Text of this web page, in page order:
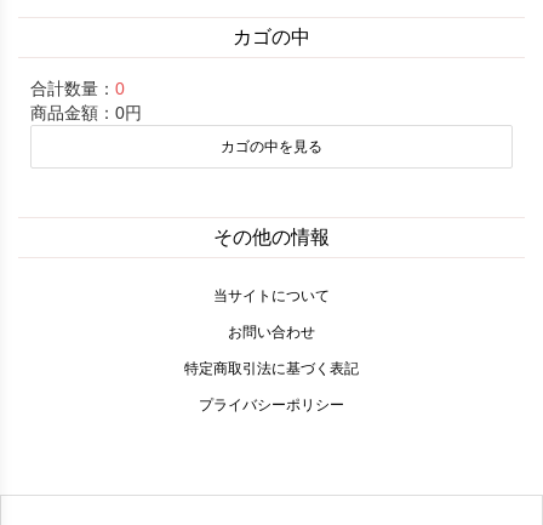
カゴの中
合計数量： 0
商品金額： 0円
カゴの中を見る
その他の情報
当サイトについて
お問い合わせ
特定商取引法に基づく表記
プライバシーポリシー